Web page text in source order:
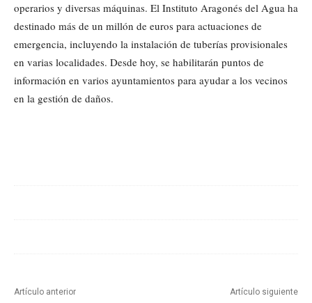
operarios y diversas máquinas. El Instituto Aragonés del Agua ha
destinado más de un millón de euros para actuaciones de
emergencia, incluyendo la instalación de tuberías provisionales
en varias localidades. Desde hoy, se habilitarán puntos de
información en varios ayuntamientos para ayudar a los vecinos
en la gestión de daños.
Artículo anterior Artículo siguiente